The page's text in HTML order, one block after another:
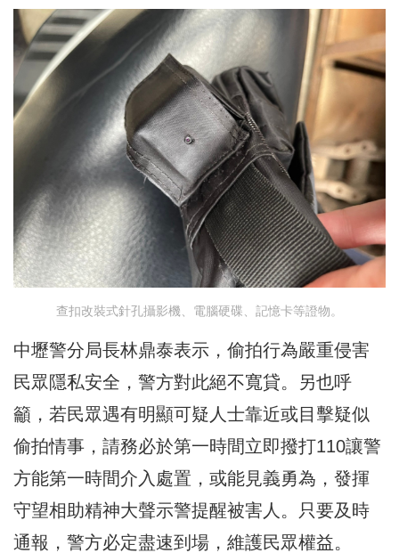
查扣改裝式針孔攝影機、電腦硬碟、記憶卡等證物。
中壢警分局長林鼎泰表示，偷拍行為嚴重侵害
民眾隱私安全，警方對此絕不寬貸。另也呼
籲，若民眾遇有明顯可疑人士靠近或目擊疑似
偷拍情事，請務必於第一時間立即撥打110讓警
方能第一時間介入處置，或能見義勇為，發揮
守望相助精神大聲示警提醒被害人。只要及時
通報，警方必定盡速到場，維護民眾權益。